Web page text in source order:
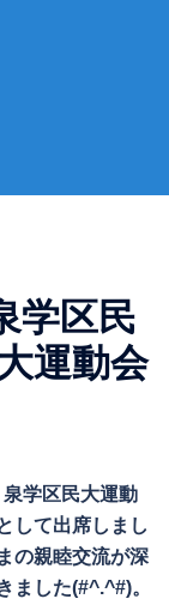
学区民
運動会
学区民大運動
して出席しまし
の親睦交流が深
ました(#^.^#)。